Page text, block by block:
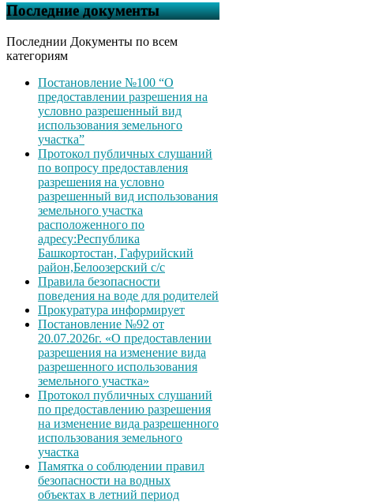
Последние документы
Последнии Документы по всем
категориям
Постановление №100 “О
предоставлении разрешения на
условно разрешенный вид
использования земельного
участка”
Протокол публичных слушаний
по вопросу предоставления
разрешения на условно
разрешенный вид использования
земельного участка
расположенного по
адресу:Республика
Башкортостан, Гафурийский
район,Белоозерский с/с
Правила безопасности
поведения на воде для родителей
Прокуратура информирует
Постановление №92 от
20.07.2026г. «О предоставлении
разрешения на изменение вида
разрешенного использования
земельного участка»
Протокол публичных слушаний
по предоставлению разрешения
на изменение вида разрешенного
использования земельного
участка
Памятка о соблюдении правил
безопасности на водных
объектах в летний период